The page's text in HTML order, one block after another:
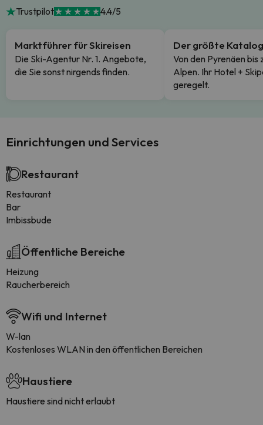
Trustpilot 4.4/5
Marktführer für Skireisen
Die Ski-Agentur Nr. 1. Angebote,
die Sie sonst nirgends finden.
Der größte Katalog
Von den Pyrenäen bis
Alpen. Ihr Hotel +
geregelt.
Einrichtungen und Services
Restaurant
Restaurant
Bar
Imbissbude
Öffentliche Bereiche
Heizung
Raucherbereich
Wifi und Internet
W-lan
Kostenloses WLAN in den öffentlichen Bereichen
Haustiere
Haustiere sind nicht erlaubt